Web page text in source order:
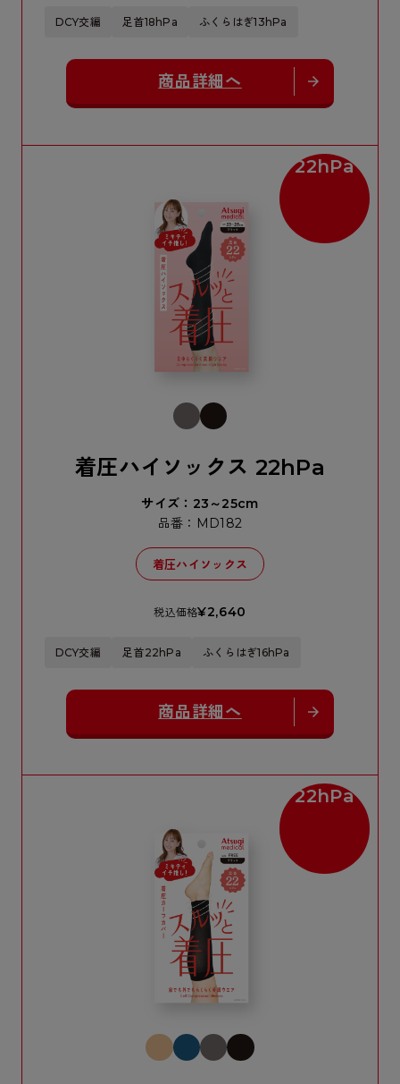
DCY交編 足首18hPa ふくらはぎ13hPa
商品詳細へ
22hPa
着圧ハイソックス 22hPa
サイズ：23～25cm
品番：MD182
着圧ハイソックス
税込価格¥2,640
DCY交編 足首22hPa ふくらはぎ16hPa
商品詳細へ
22hPa